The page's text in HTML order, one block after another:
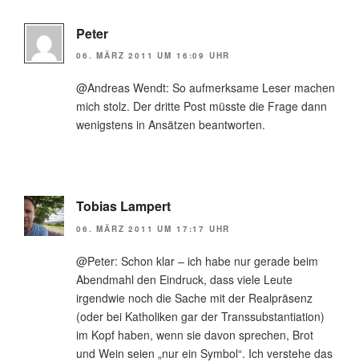
Peter
06. MÄRZ 2011 UM 16:09 UHR
@Andreas Wendt: So aufmerksame Leser machen
mich stolz. Der dritte Post müsste die Frage dann
wenigstens in Ansätzen beantworten.
Tobias Lampert
06. MÄRZ 2011 UM 17:17 UHR
@Peter: Schon klar – ich habe nur gerade beim
Abendmahl den Eindruck, dass viele Leute
irgendwie noch die Sache mit der Realpräsenz
(oder bei Katholiken gar der Transsubstantiation)
im Kopf haben, wenn sie davon sprechen, Brot
und Wein seien „nur ein Symbol“. Ich verstehe das